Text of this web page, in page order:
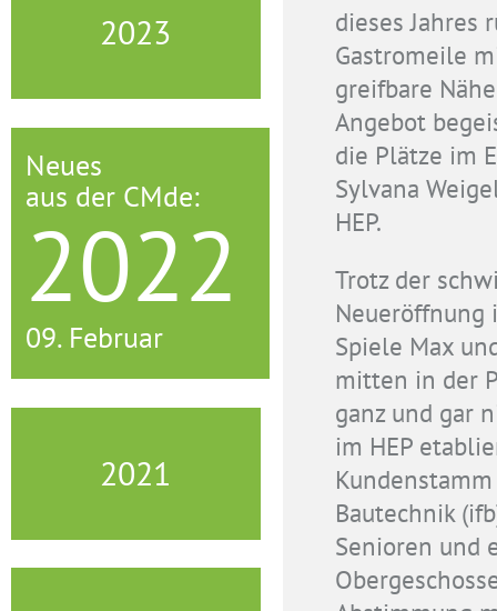
2023
Neues
aus der CMde:
2022
09. Februar
2021
dieses Jahres
Gastromeile
greifbare
Angebot
die Plätze im
Sylvana
HEP.
Trotz der
Neueröffnung
Spiele Max
mitten in der
ganz und gar
im HEP
Bautechnik
Senioren und